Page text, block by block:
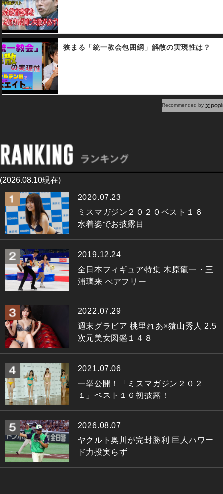
狭まる「統一教会包囲網」解散の実現性は？
Recommended by
(2026.08.10現在)
2020.07.23
ミスマガジン２０２０ベスト１６
水着姿でお披露目
2019.12.24
全日本フィギュア特集 木原龍一・三
浦璃来 ぺアフリー
2022.07.29
週末グラビア 桃里れあ×猿山秀人 2.5
次元美女図鑑１４８
2021.07.06
一挙公開！「ミスマガジン２０２
１」ベスト１６初披露！
2026.08.07
ヤクルト奥川が完封勝利 巨人ハワー
ド力投実らず